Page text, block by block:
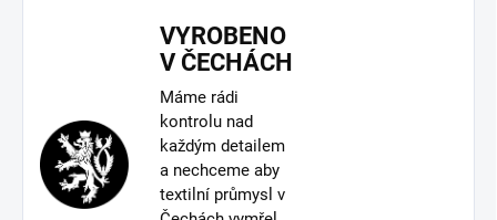
VYROBENO
V ČECHÁCH
Máme rádi
kontrolu nad
každým detailem
a nechceme aby
textilní průmysl v